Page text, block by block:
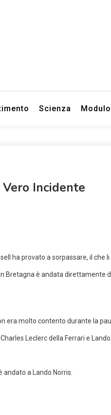
Scienza
Incidente
ha provato a sorpassare, il che
Bretagna è andata direttamente
era molto contento durante la
Leclerc della Ferrari e
andato a Lando Norris.